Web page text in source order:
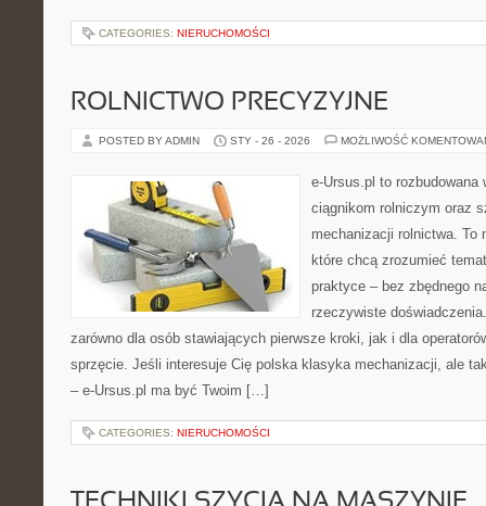
CATEGORIES: NIERUCHOMOŚCI
ROLNICTWO PRECYZYJNE
POSTED BY ADMIN STY - 26 - 2026 MOŻLIWOŚĆ
e-Ursus.pl to rozbudowana
ciągnikom rolniczym oraz
mechanizacji rolnictwa. To
które chcą zrozumieć
praktyce – bez zbędnego
rzeczywiste
zarówno dla osób stawiających pierwsze kroki, jak i dla
sprzęcie. Jeśli interesuje Cię polska klasyka mechanizacji, ale
– e-Ursus.pl ma być Twoim […]
CATEGORIES: NIERUCHOMOŚCI